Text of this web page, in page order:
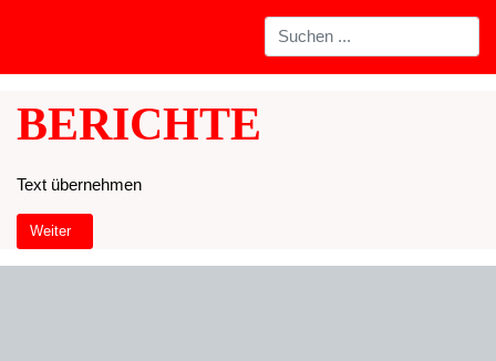
BERICHTE
Text übernehmen
Nächster Beitrag: Willkommen Startseite Tablet
Weiter